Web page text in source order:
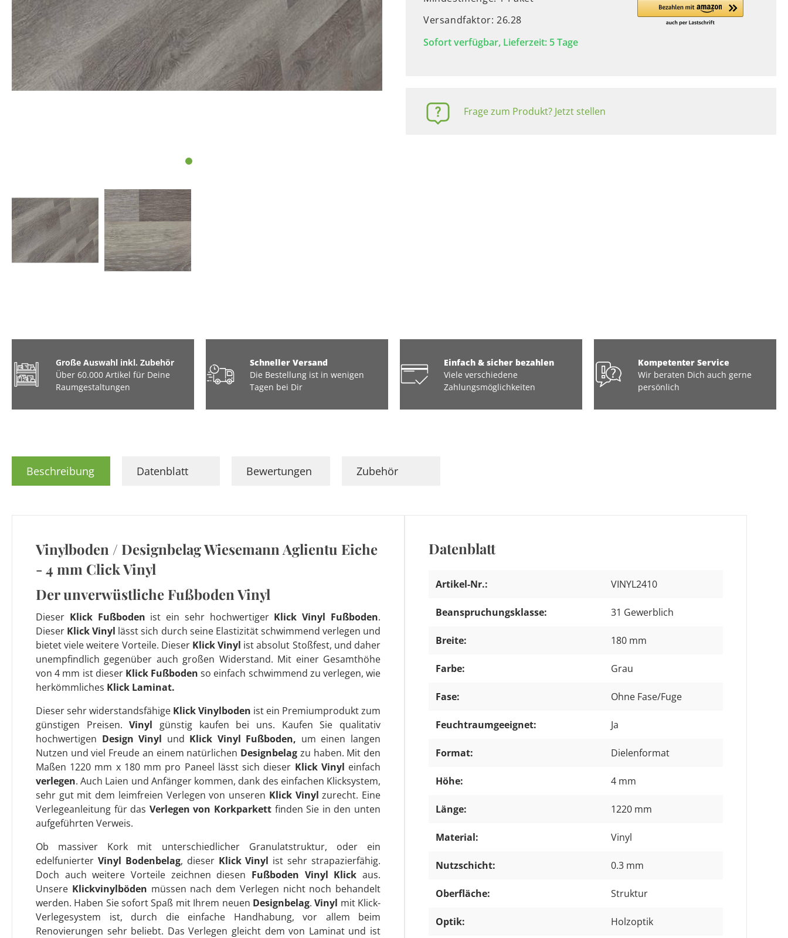
Versandfaktor: 26.28
Sofort verfügbar, Lieferzeit: 5 Tage
Frage zum Produkt? Jetzt stellen
Große Auswahl inkl. Zubehör
Über 60.000 Artikel für Deine
Raumgestaltungen
Schneller Versand
Die Bestellung ist in wenigen
Tagen bei Dir
Einfach & sicher bezahlen
Viele verschiedene
Zahlungsmöglichkeiten
Kompetenter Service
Wir beraten Dich auch gerne
persönlich
Beschreibung Datenblatt Bewertungen Zubehör
Vinylboden / Designbelag Wiesemann Aglientu Eiche
- 4 mm Click Vinyl
Der unverwüstliche Fußboden Vinyl
Dieser Klick Fußboden ist ein sehr hochwertiger Klick Vinyl Fußboden.
Dieser Klick Vinyl lässt sich durch seine Elastizität schwimmend verlegen und
bietet viele weitere Vorteile. Dieser Klick Vinyl ist absolut Stoßfest, und daher
unempfindlich gegenüber auch großen Widerstand. Mit einer Gesamthöhe
von 4 mm ist dieser Klick Fußboden so einfach schwimmend zu verlegen, wie
herkömmliches Klick Laminat.
Dieser sehr widerstandsfähige Klick Vinylboden ist ein Premiumprodukt zum
günstigen Preisen.Vinyl günstig kaufen bei uns. Kaufen Sie qualitativ
hochwertigen Design Vinyl und Klick Vinyl Fußboden, um einen langen
Nutzen und viel Freude an einem natürlichen Designbelag zu haben. Mit den
Maßen 1220 mm x 180 mm pro Paneel lässt sich dieser Klick Vinyl einfach
verlegen. Auch Laien und Anfänger kommen, dank des einfachen Klicksystem,
sehr gut mit dem leimfreien Verlegen von unseren Klick Vinylzurecht. Eine
Verlegeanleitung für das Verlegen von Korkparkett finden Sie in den unten
aufgeführten Verweis.
Ob massiver Kork mit unterschiedlicher Granulatstruktur, oder ein
edelfunierter Vinyl Bodenbelag, dieserKlick Vinyl ist sehr strapazierfähig.
Doch auch weitere Vorteile zeichnen diesen Fußboden Vinyl Klick aus.
Unsere Klickvinylböden müssen nach dem Verlegen nicht noch behandelt
werden. Haben Sie sofort Spaß mit Ihrem neuen Designbelag. Vinyl mit Klick-
Verlegesystem ist, durch die einfache Handhabung, vor allem beim
Renovierungen sehr beliebt. Das Verlegen gleicht dem von Laminat und ist
Datenblatt
Artikel-Nr.: VINYL2410
Beanspruchungsklasse: 31 Gewerblich
Breite: 180 mm
Farbe: Grau
Fase: Ohne Fase/Fuge
Feuchtraumgeeignet: Ja
Format: Dielenformat
Höhe: 4 mm
Länge: 1220 mm
Material: Vinyl
Nutzschicht: 0.3 mm
Oberfläche: Struktur
Optik: Holzoptik